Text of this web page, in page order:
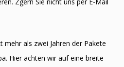
mehr als zwei Jahren der Pakete
Hier achten wir auf eine breite